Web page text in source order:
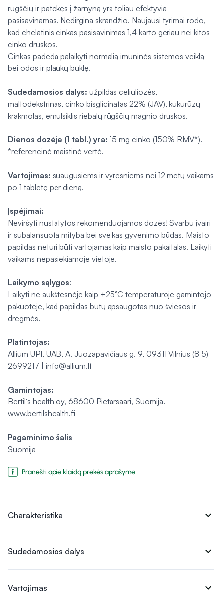
rūgščių ir patekęs į žarnyną yra toliau efektyviai
pasisavinamas. Nedirgina skrandžio. Naujausi tyrimai rodo,
kad chelatinis cinkas pasisavinimas 1,4 karto geriau nei kitos
cinko druskos.
Cinkas padeda palaikyti normalią imuninės sistemos veiklą
bei odos ir plaukų būklę.
Sudedamosios dalys: užpildas celiuliozės,
maltodekstrinas, cinko bisglicinatas 22% (JAV), kukurūzų
krakmolas, emulsiklis riebalų rūgščių magnio druskos.
Dienos dozėje (1 tabl.) yra: 15 mg cinko (150% RMV*).
*referencinė maistinė vertė.
Vartojimas: suaugusiems ir vyresniems nei 12 metų vaikams
po 1 tabletę per dieną.
Įspėjimai:
Neviršyti nustatytos rekomenduojamos dozės! Svarbu įvairi
ir subalansuota mityba bei sveikas gyvenimo būdas. Maisto
papildas neturi būti vartojamas kaip maisto pakaitalas. Laikyti
vaikams nepasiekiamoje vietoje.
Laikymo sąlygos:
Laikyti ne aukštesnėje kaip +25°C temperatūroje gamintojo
pakuotėje, kad papildas būtų apsaugotas nuo šviesos ir
drėgmės.
Platintojas:
Allium UPI, UAB, A. Juozapavičiaus g. 9, 09311 Vilnius (8 5)
2699217 | info@allium.lt
Gamintojas:
Bertil‘s health oy, 68600 Pietarsaari, Suomija.
www.bertilshealth.fi
Pagaminimo šalis
Suomija
Pranešti apie klaidą prekės aprašyme
Charakteristika expand_more
Sudedamosios dalys expand_more
Vartojimas expand_more